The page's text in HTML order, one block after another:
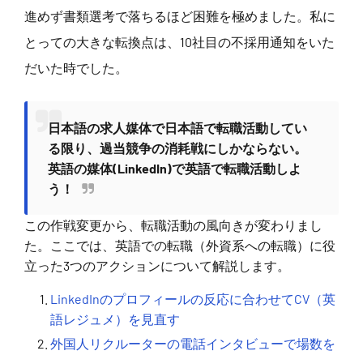
進めず書類選考で落ちるほど困難を極めました。私に
とっての大きな転換点は、10社目の不採用通知をいた
だいた時でした。
日本語の求人媒体で日本語で転職活動してい
る限り、過当競争の消耗戦にしかならない。
英語の媒体(LinkedIn)で英語で転職活動しよ
う！
この作戦変更から、転職活動の風向きが変わりまし
た。ここでは、英語での転職（外資系への転職）に役
立った3つのアクションについて解説します。
LinkedInのプロフィールの反応に合わせてCV（英
語レジュメ）を見直す
外国人リクルーターの電話インタビューで場数を